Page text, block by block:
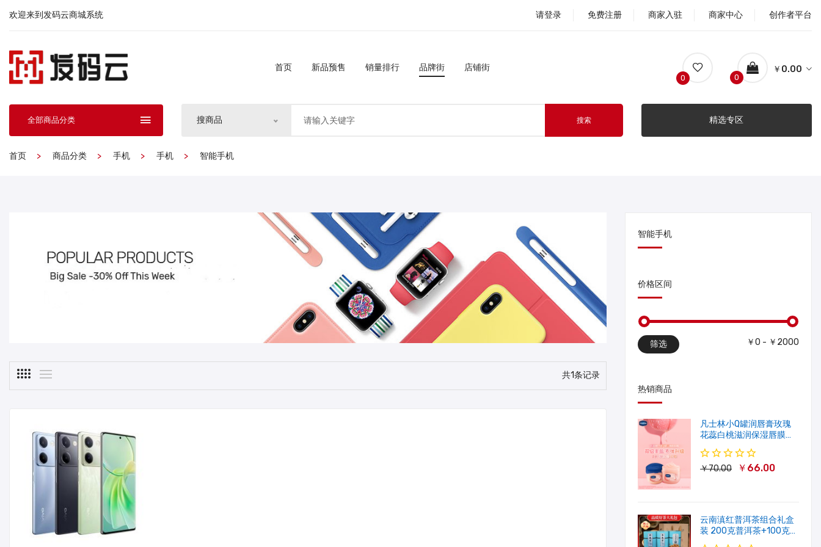
欢迎来到发码云商城系统 请登录 免费注册 商家入驻 商家中心 创作者平台
首页 新品预售 销量排行 品牌街 店铺街
0
￥0.00
0
全部商品分类 搜商品 搜索 精选专区
首页 商品分类 手机 手机 智能手机
共1条记录
智能手机
价格区间
筛选 ￥0 - ￥2000
热销商品
凡士林小Q罐润唇膏玫瑰
花蕊白桃滋润保湿唇膜软
化角质修护淡唇纹
￥70.00 ￥66.00
云南滇红普洱茶组合礼盒
装 200克普洱茶+100克滇
红茶